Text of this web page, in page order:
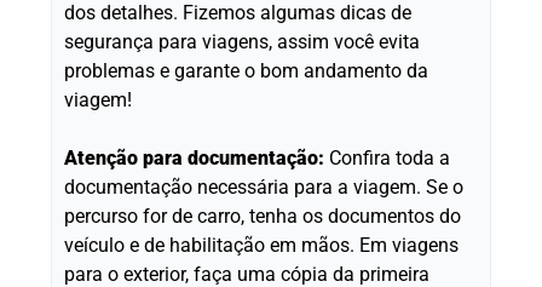
dos detalhes. Fizemos algumas dicas de
segurança para viagens, assim você evita
problemas e garante o bom andamento da
viagem!
Atenção para documentação: Confira toda a
documentação necessária para a viagem. Se o
percurso for de carro, tenha os documentos do
veículo e de habilitação em mãos. Em viagens
para o exterior, faça uma cópia da primeira